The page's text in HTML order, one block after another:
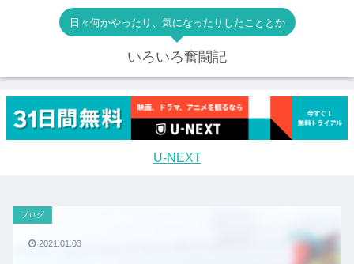
日々何かやったり、気になったりしたこととか
いろいろ奮闘記
U-NEXT
ブログ
2021.01.03